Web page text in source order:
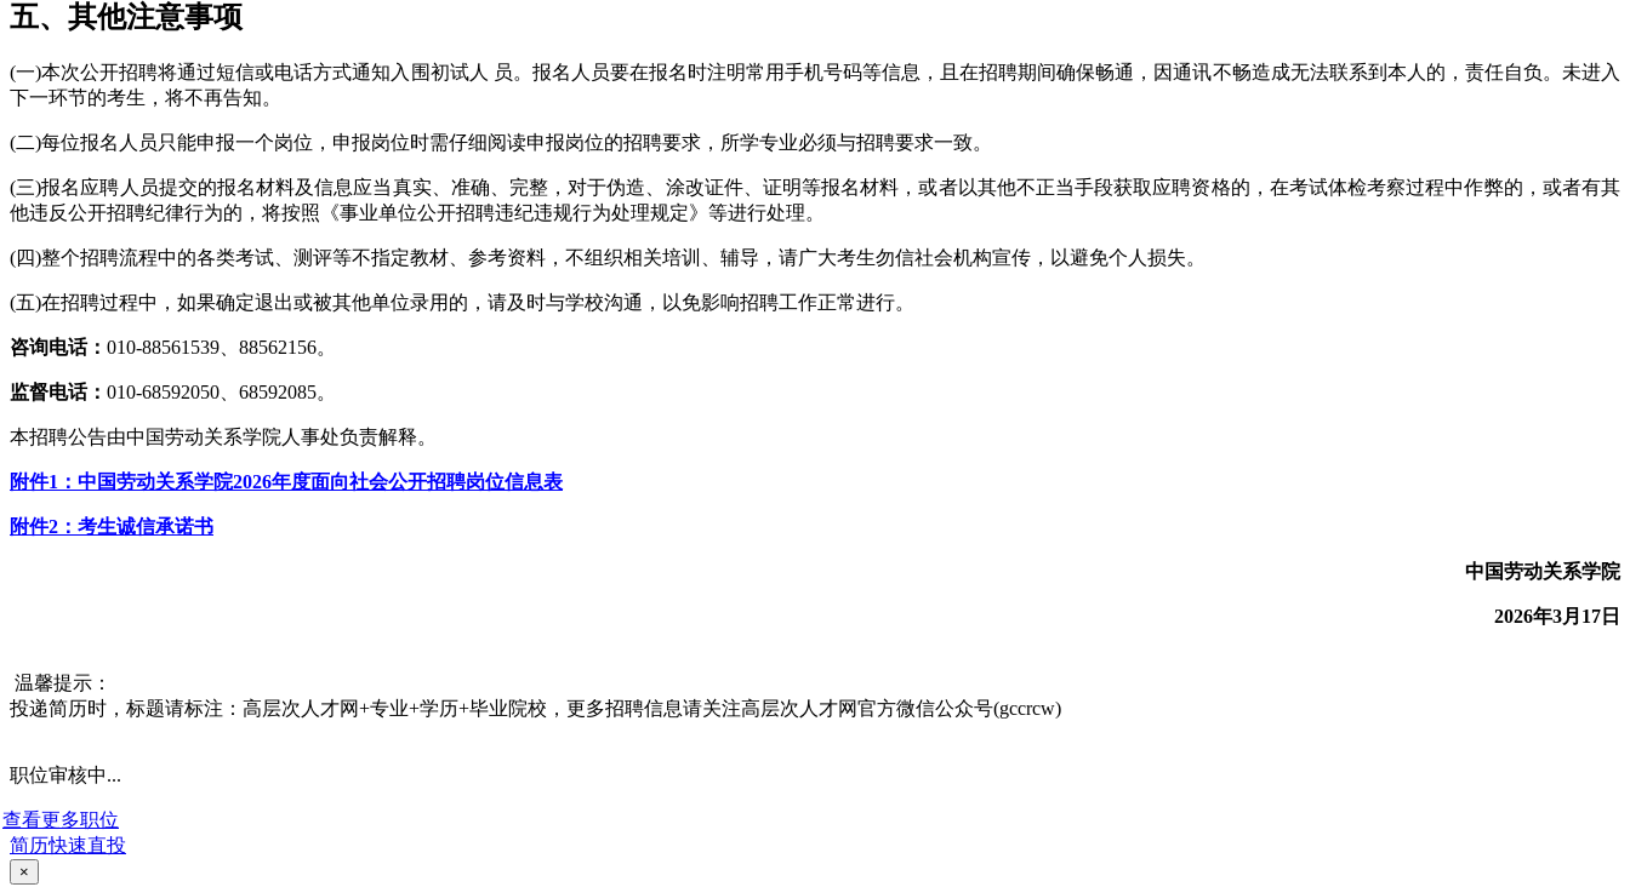
五、其他注意事项
(一)本次公开招聘将通过短信或电话方式通知入围初试人 员。报名人员要在报名时注明常用手机号码等信息，且在招聘期间确保畅通，因通讯不畅造成无法联系到本人的，责任自负。未进入
下一环节的考生，将不再告知。
(二)每位报名人员只能申报一个岗位，申报岗位时需仔细阅读申报岗位的招聘要求，所学专业必须与招聘要求一致。
(三)报名应聘人员提交的报名材料及信息应当真实、准确、完整，对于伪造、涂改证件、证明等报名材料，或者以其他不正当手段获取应聘资格的，在考试体检考察过程中作弊的，或者有其
他违反公开招聘纪律行为的，将按照《事业单位公开招聘违纪违规行为处理规定》等进行处理。
(四)整个招聘流程中的各类考试、测评等不指定教材、参考资料，不组织相关培训、辅导，请广大考生勿信社会机构宣传，以避免个人损失。
(五)在招聘过程中，如果确定退出或被其他单位录用的，请及时与学校沟通，以免影响招聘工作正常进行。
咨询电话： 010-88561539、88562156。
监督电话： 010-68592050、68592085。
本招聘公告由中国劳动关系学院人事处负责解释。
附件1：中国劳动关系学院2026年度面向社会公开招聘岗位信息表
附件2：考生诚信承诺书
中国劳动关系学院
2026年3月17日
温馨提示：
投递简历时，标题请标注：高层次人才网+专业+学历+毕业院校，更多招聘信息请关注高层次人才网官方微信公众号(gccrcw)
职位审核中...
查看更多职位
简历快速直投
×